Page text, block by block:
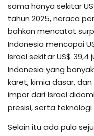
sama hanya sekitar
tahun 2025, neraca
bahkan mencatat
Indonesia mencapai
Israel sekitar US$
Indonesia yang
karet, kimia dasar,
impor dari Israel
presisi, serta
Selain itu ada pula